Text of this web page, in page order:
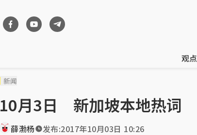
观点
新闻
10月3日 新加坡本地热词
薛渤杨 发布:2017年10月03日 10:26